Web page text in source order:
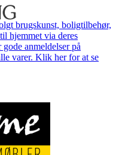
brugskunst, boligtilbehør,
hjemmet via deres
anmeldelser på
varer. Klik her for at se